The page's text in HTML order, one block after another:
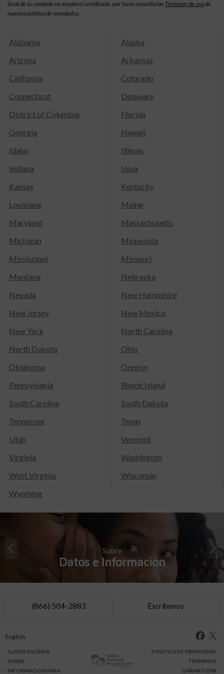
local de tu condado no acepta el certificado, por favor consulta las Términos de usode
nuestra política de reembolso.
Alabama
Alaska
Arizona
Arkansas
California
Colorado
Connecticut
Delaware
District of Columbia
Florida
Georgia
Hawaii
Idaho
Illinois
Indiana
Iowa
Kansas
Kentucky
Louisiana
Maine
Maryland
Massachusetts
Michigan
Minnesota
Mississippi
Missouri
Montana
Nebraska
Nevada
New Hampshire
New Jersey
New Mexico
New York
North Carolina
North Dakota
Ohio
Oklahoma
Oregon
Pennsylvania
Rhode Island
South Carolina
South Dakota
Tennessee
Texas
Utah
Vermont
Virginia
Washington
West Virginia
Wisconsin
Wyoming
Sobre
Datos e Información
(866) 504-2883 Escríbenos
English
CLASES EN LÍNEA
SOBRE
INFORMACIÓN PARA
POLÍTICA DE PRIVACIDAD
TÉRMINOS
GARANTIZAR